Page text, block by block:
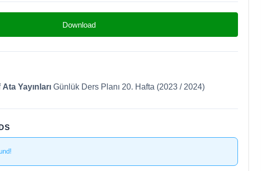
Download
Ata Yayınları Günlük Ders Planı 20. Hafta (2023 / 2024)